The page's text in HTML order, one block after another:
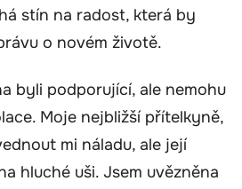
stín na radost, která by
o novém životě.
byli podporující, ale nemohu
Moje nejbližší přítelkyně,
mi náladu, ale její
hluché uši. Jsem uvězněna